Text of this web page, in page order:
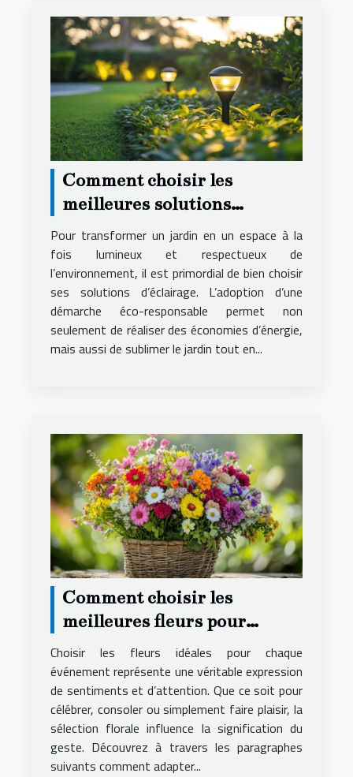
Comment choisir les
meilleures solutions
d'éclairage éco-responsables
pour votre jardin
Pour transformer un jardin en un espace à la
fois lumineux et respectueux de
l’environnement, il est primordial de bien choisir
ses solutions d’éclairage. L’adoption d’une
démarche éco-responsable permet non
seulement de réaliser des économies d’énergie,
mais aussi de sublimer le jardin tout en...
Comment choisir les
meilleures fleurs pour
chaque occasion spéciale
Choisir les fleurs idéales pour chaque
événement représente une véritable expression
de sentiments et d’attention. Que ce soit pour
célébrer, consoler ou simplement faire plaisir, la
sélection florale influence la signification du
geste. Découvrez à travers les paragraphes
suivants comment adapter...